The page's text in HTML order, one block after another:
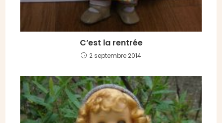
C’est la rentrée
2 septembre 2014